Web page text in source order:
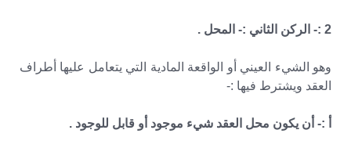
2 :- الركن الثاني :- المحل .
وهو الشيء العيني أو الواقعة المادية التي يتعامل عليها أطراف
العقد ويشترط فيها :-
أ :- أن يكون محل العقد شيء موجود أو قابل للوجود .